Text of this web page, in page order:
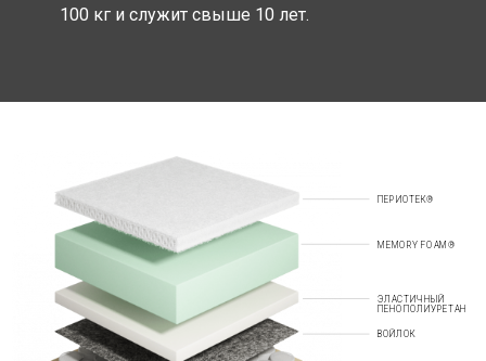
100 кг и служит свыше 10 лет.
ПЕРИОТЕК®
MEMORY FOAM®
ЭЛАСТИЧНЫЙ
ПЕНОПОЛИУРЕТАН
ВОЙЛОК